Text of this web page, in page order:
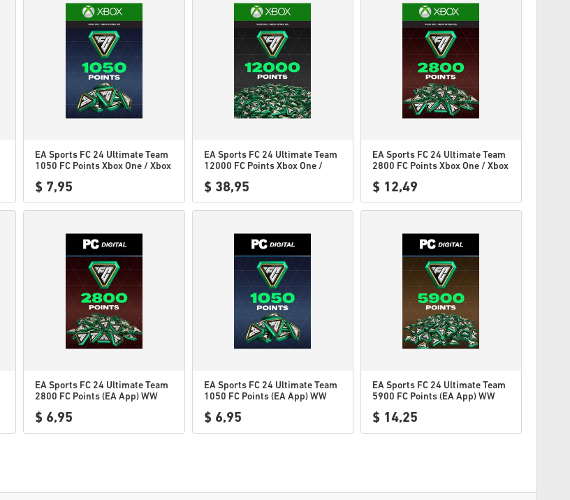
EA Sports FC 24 Ultimate Team
1050 FC Points Xbox One / Xbox
$ 7,95
EA Sports FC 24 Ultimate Team
12000 FC Points Xbox One /
$ 38,95
EA Sports FC 24 Ultimate Team
2800 FC Points Xbox One / Xbox
$ 12,49
EA Sports FC 24 Ultimate Team
2800 FC Points (EA App) WW
$ 6,95
EA Sports FC 24 Ultimate Team
1050 FC Points (EA App) WW
$ 6,95
EA Sports FC 24 Ultimate Team
5900 FC Points (EA App) WW
$ 14,25